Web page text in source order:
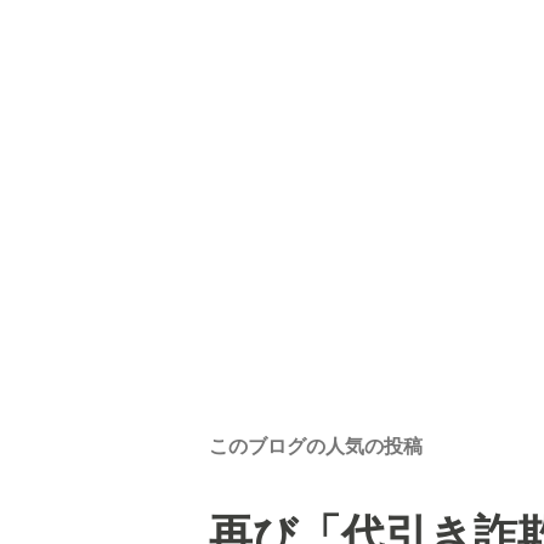
このブログの人気の投稿
再び「代引き詐